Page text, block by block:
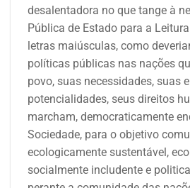
desalentadora no que tange à
Pública de Estado para a
letras maiúsculas, como
políticas públicas nas nações
povo, suas necessidades, suas
potencialidades, seus direitos
marcham, democraticamente
Sociedade, para o objetivo
ecologicamente sustentável,
socialmente includente e